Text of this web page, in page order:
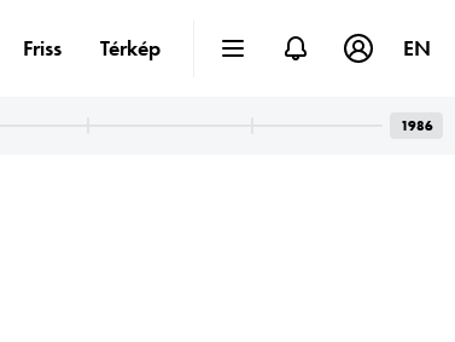
Friss Térkép EN
1986